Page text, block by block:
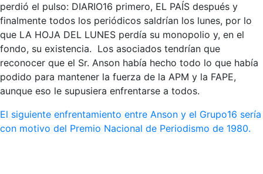
perdió el pulso: DIARIO16 primero, EL PAÍS después y
finalmente todos los periódicos saldrían los lunes, por lo
que LA HOJA DEL LUNES perdía su monopolio y, en el
fondo, su existencia. Los asociados tendrían que
reconocer que el Sr. Anson había hecho todo lo que había
podido para mantener la fuerza de la APM y la FAPE,
aunque eso le supusiera enfrentarse a todos.
El siguiente enfrentamiento entre Anson y el Grupo16 sería
con motivo del Premio Nacional de Periodismo de 1980.